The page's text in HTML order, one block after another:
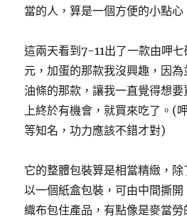
當的人，算是一個方便的小點心
這兩天看到7-11出了一款由呷
元，加蛋的那款我沒興趣，因
油條的那款，讓我一直覺得想
上終於有機會，就買來吃了。(
等知名，功力應該不錯才對)
它的整體包裝算是相當精緻，除
以一個紙盒包裝，可由中間撕
織布包住產品，有點像是麥當